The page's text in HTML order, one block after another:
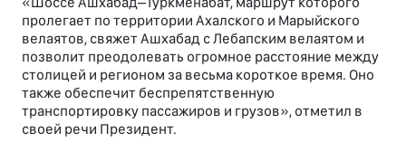
пролегает по территории Ахалского и Марыйского
велаятов, свяжет Ашхабад с Лебапским велаятом и
позволит преодолевать огромное расстояние между
столицей и регионом за весьма короткое время. Оно
также обеспечит беспрепятственную
транспортировку пассажиров и грузов», отметил в
своей речи Президент.